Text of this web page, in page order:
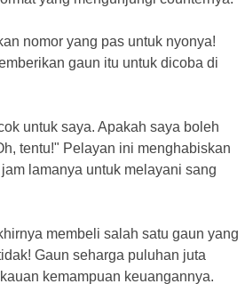
nomor yang pas untuk nyonya!
gaun itu untuk dicoba di
untuk saya. Apakah saya boleh
tentu!" Pelayan ini menghabiskan
lamanya untuk melayani sang
membeli salah satu gaun yang
Gaun seharga puluhan juta
kemampuan keuangannya.